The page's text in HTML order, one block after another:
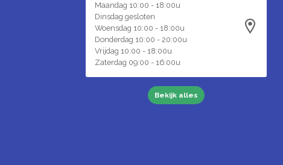
Maandag 10:00 - 18:00u
Dinsdag gesloten
Woensdag 10:00 - 18:00u
Donderdag 10:00 - 20:00u
Vrijdag 10:00 - 18:00u
Zaterdag 09:00 - 16:00u
Bekijk alles